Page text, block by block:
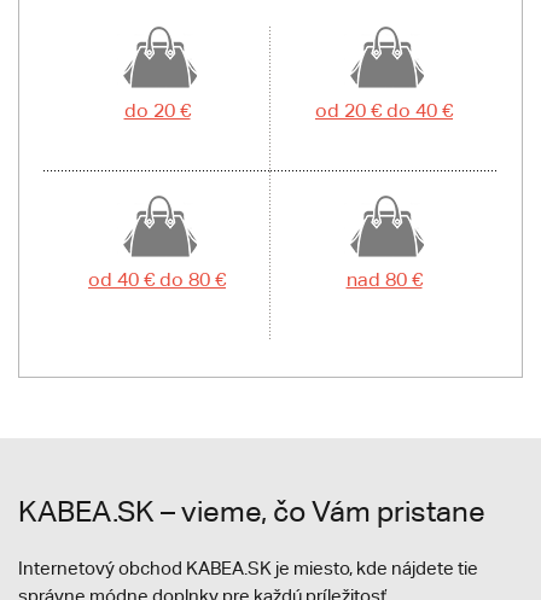
do 20 € od 20 € do 40 €
od 40 € do 80 € nad 80 €
KABEA.SK – vieme, čo Vám pristane
Internetový obchod KABEA.SK je miesto, kde nájdete tie
správne módne doplnky pre každú príležitosť.